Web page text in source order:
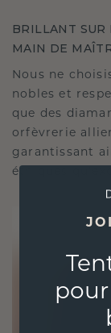
BRILLANT SUR
MAIN DE
Nous ne
nobles et
que des
orfèvrerie
garantissant
éthiques